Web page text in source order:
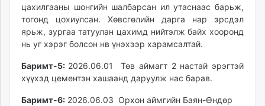
цахилгааны шонгийн шалбарсан ил утаснаас барьж,
тогонд цохиулсан. Хөвсгөлийн дарга нар эрсдэл
ярьж, зургаа татуулан цахимд нийтэлж байх хооронд
нь уг хэрэг болсон нв үнэхээр харамсалтай.
Баримт-5: 2026.06.01 Төв аймагт 2 настай эрэгтэй
хүүхэд цементэн хашаанд даруулж нас барав.
Баримт-6: 2026.06.03 Орхон аймгийн Баян-Өндөр